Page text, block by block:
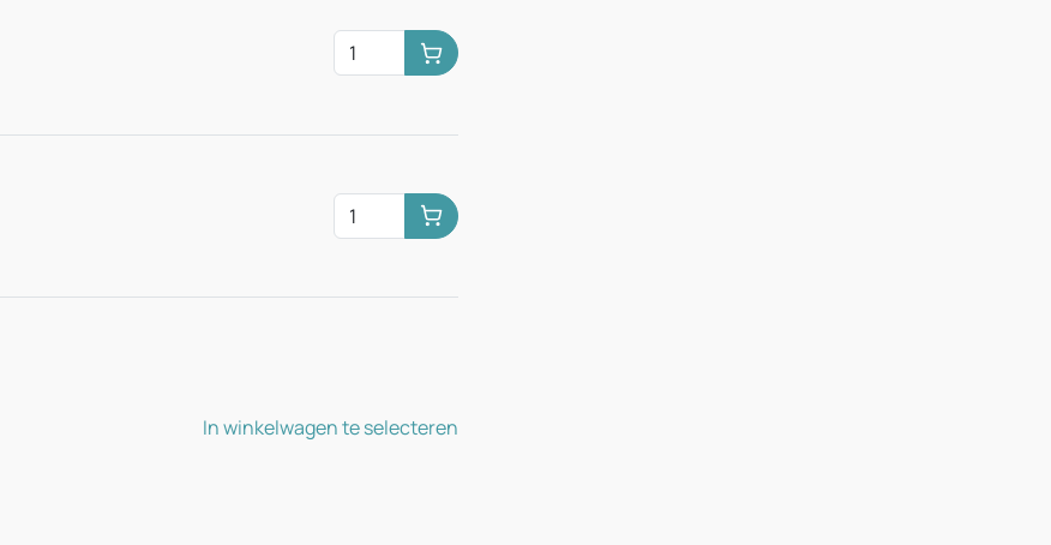
Huurmandje
Huurmandje
In winkelwagen te selecteren